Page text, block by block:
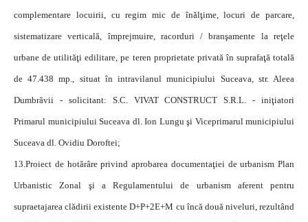
complementare locuirii, cu regim mic de înălţime, locuri de parcare,
sistematizare verticală, împrejmuire, racorduri / branşamente la reţele
urbane de utilităţi edilitare, pe teren proprietate privată în suprafaţă totală
de 47.438 mp., situat în intravilanul municipiului Suceava, str. Aleea
Dumbrăvii - solicitant: S.C. VIVAT CONSTRUCT S.R.L. - iniţiatori
Primarul municipiului Suceava dl. Ion Lungu şi Viceprimarul municipiului
Suceava dl. Ovidiu Doroftei;
13.Proiect de hotărâre privind aprobarea documentaţiei de urbanism Plan
Urbanistic Zonal şi a Regulamentului de urbanism aferent pentru
supraetajarea clădirii existente D+P+2E+M cu încă două niveluri, rezultând